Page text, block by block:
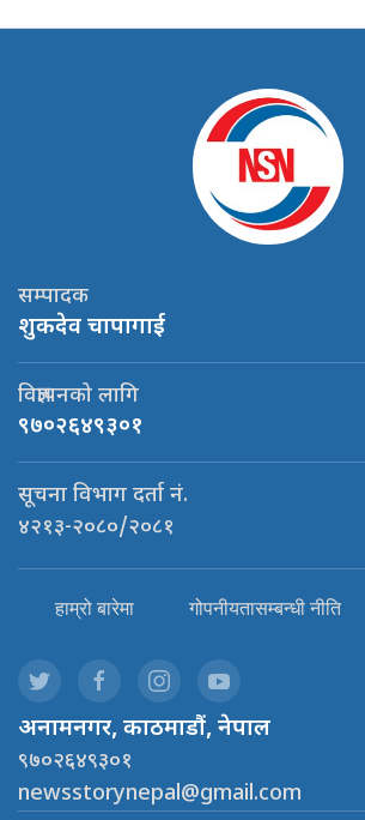
सम्पादक
शुकदेव चापागाई
विज्ञापनको लागि
९७०२६४९३०१
सूचना विभाग दर्ता नं.
४२१३-२०८०/२०८१
हाम्रो बारेमा गोपनीयतासम्बन्धी नीति
अनामनगर, काठमाडौं, नेपाल
९७०२६४९३०१
newsstorynepal@gmail.com